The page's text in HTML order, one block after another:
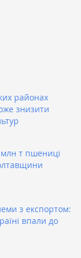
районах
знизити
т пшениці
з експортом:
впали до